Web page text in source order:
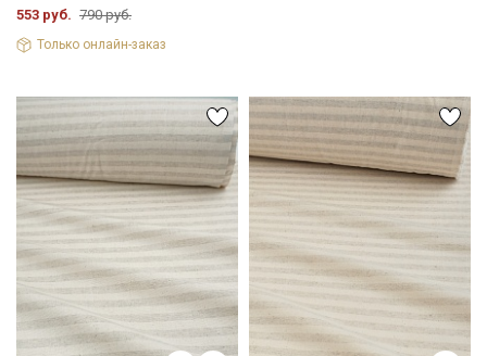
553 руб. 790 руб.
Только онлайн-заказ